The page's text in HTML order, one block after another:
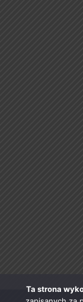
Ta strona